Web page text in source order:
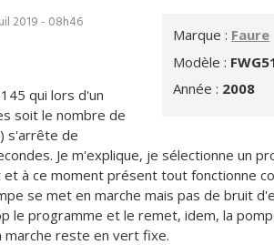
Marque : Faure
Modèle :
Année : 2008
2019 - 08h46
qui lors d'un
soit le nombre de
s'arrête de
Je m'explique, je sélectionne un
à ce moment présent tout fonctionne
se met en marche mais pas de bruit
le programme et le remet, idem, la
marche reste en vert fixe.